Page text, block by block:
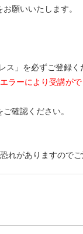
願いいたします。
」を必ずご登録く
ラーにより受講が
確認ください。
れがありますので